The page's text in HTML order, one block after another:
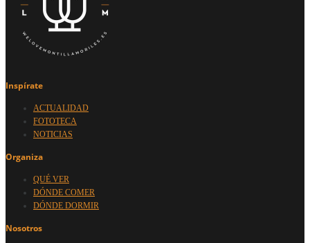
Inspírate
ACTUALIDAD
FOTOTECA
NOTICIAS
Organiza
QUÉ VER
DÓNDE COMER
DÓNDE DORMIR
Nosotros